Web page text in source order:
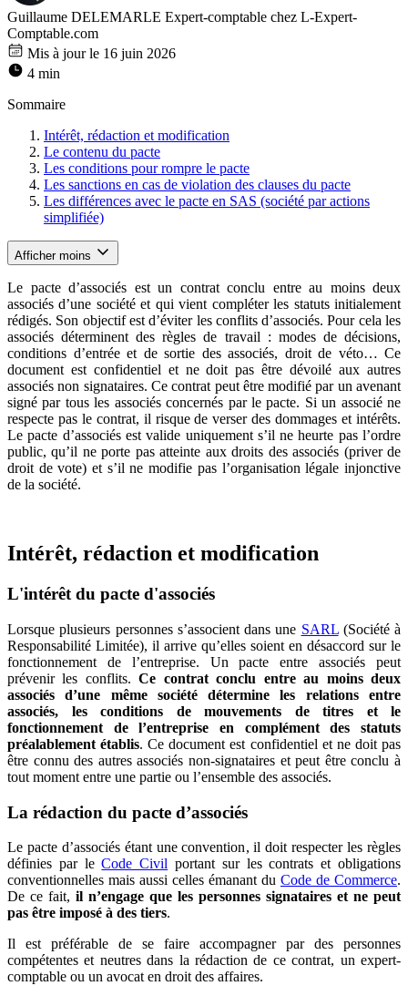
Guillaume DELEMARLE Expert-comptable chez L-Expert-
Comptable.com
Mis à jour le 16 juin 2026
4 min
Sommaire
Intérêt, rédaction et modification
Le contenu du pacte
Les conditions pour rompre le pacte
Les sanctions en cas de violation des clauses du pacte
Les différences avec le pacte en SAS (société par actions
simplifiée)
Afficher moins
Le pacte d’associés est un contrat conclu entre au moins deux
associés d’une société et qui vient compléter les statuts initialement
rédigés. Son objectif est d’éviter les conflits d’associés. Pour cela les
associés déterminent des règles de travail : modes de décisions,
conditions d’entrée et de sortie des associés, droit de véto… Ce
document est confidentiel et ne doit pas être dévoilé aux autres
associés non signataires. Ce contrat peut être modifié par un avenant
signé par tous les associés concernés par le pacte. Si un associé ne
respecte pas le contrat, il risque de verser des dommages et intérêts.
Le pacte d’associés est valide uniquement s’il ne heurte pas l’ordre
public, qu’il ne porte pas atteinte aux droits des associés (priver de
droit de vote) et s’il ne modifie pas l’organisation légale injonctive
de la société.
Intérêt, rédaction et modification
L'intérêt du pacte d'associés
Lorsque plusieurs personnes s’associent dans une SARL(Société à
Responsabilité Limitée), il arrive qu’elles soient en désaccord sur le
fonctionnement de l’entreprise. Un pacte entre associés peut
prévenir les conflits.Ce contrat conclu entre au moins deux
associés d’une même société détermine les relations entre
associés, les conditions de mouvements de titres et le
fonctionnement de l’entreprise en complément des statuts
préalablement établis. Ce document est confidentiel et ne doit pas
être connu des autres associés non-signataires et peut être conclu à
tout moment entre une partie ou l’ensemble des associés.
La rédaction du pacte d’associés
Le pacte d’associés étant une convention, il doit respecter les règles
définies par leCode Civil portant sur les contrats et obligations
conventionnelles mais aussi celles émanant du Code de Commerce.
De ce fait, il n’engage que les personnes signataires et ne peut
pas être imposé à des tiers.
Il est préférable de se faire accompagner par des personnes
compétentes et neutres dans la rédaction de ce contrat, un expert-
comptable ou un avocat en droit des affaires.